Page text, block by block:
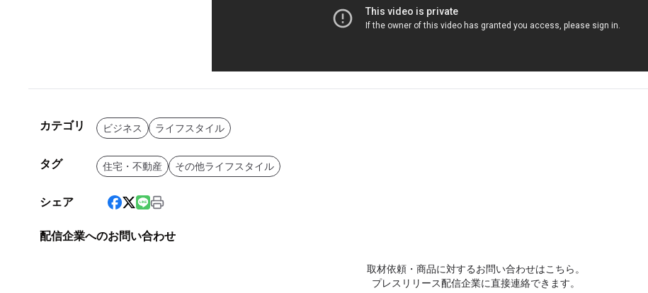
カテゴリ ビジネス ライフスタイル
タグ 住宅・不動産 その他ライフスタイル
シェア
配信企業へのお問い合わせ
取材依頼・商品に対するお問い合わせはこちら。
プレスリリース配信企業に直接連絡できます。